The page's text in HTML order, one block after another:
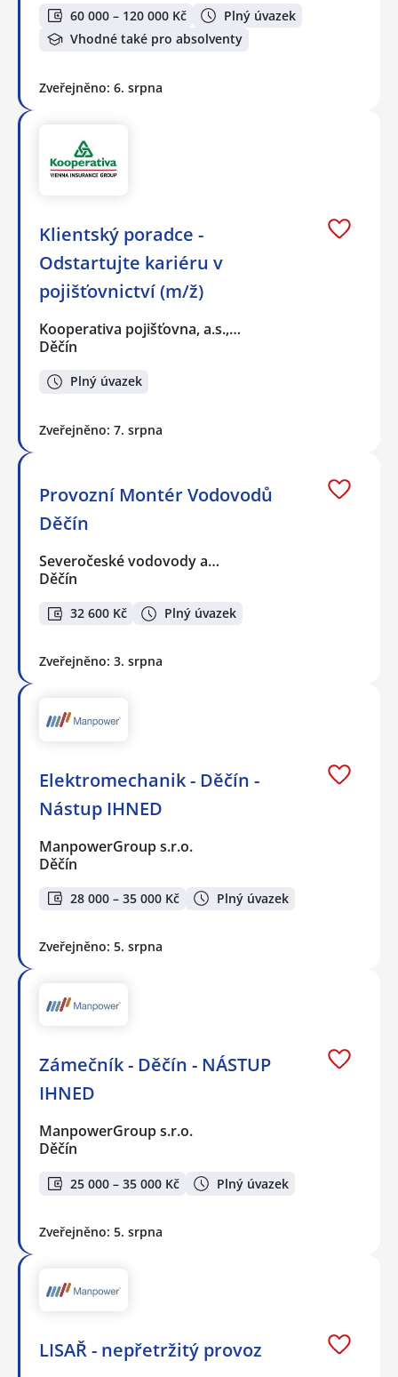
60 000 – 120 000 Kč
Plný úvazek
Vhodné také pro absolventy
Zveřejněno: 6. srpna
Klientský poradce -
Odstartujte kariéru v
pojišťovnictví (m/ž)
Kooperativa pojišťovna, a.s.,…
Děčín
Plný úvazek
Zveřejněno: 7. srpna
Provozní Montér Vodovodů
Děčín
Severočeské vodovody a…
Děčín
32 600 Kč Plný úvazek
Zveřejněno: 3. srpna
Elektromechanik - Děčín -
Nástup IHNED
ManpowerGroup s.r.o.
Děčín
28 000 – 35 000 Kč Plný úvazek
Zveřejněno: 5. srpna
Zámečník - Děčín - NÁSTUP
IHNED
ManpowerGroup s.r.o.
Děčín
25 000 – 35 000 Kč Plný úvazek
Zveřejněno: 5. srpna
LISAŘ - nepřetržitý provoz